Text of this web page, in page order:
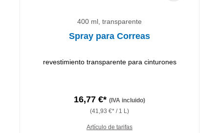
400 ml, transparente
Spray para Correas
revestimiento transparente para cinturones
16,77 €* (IVA incluido)
(41,93 €* / 1 L)
Artículo de tarifas